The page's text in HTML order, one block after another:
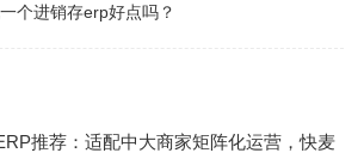
个进销存erp好点吗？
推荐：适配中大商家矩阵化运营，快麦